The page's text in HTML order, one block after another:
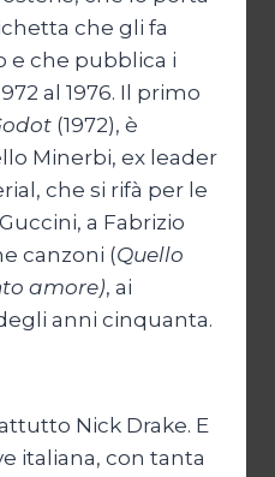
che gli fa
e che pubblica i
al 1976. Il primo
(1972), è
Minerbi, ex leader
che si rifà per le
a Fabrizio
canzoni (Quello
amore), ai
anni cinquanta.
Nick Drake. E
italiana, con tanta